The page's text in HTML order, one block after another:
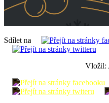
Sdílet na
Vložil: